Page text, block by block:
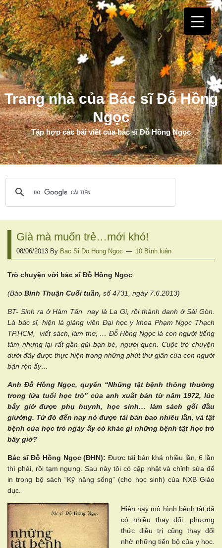
Trang nhà của Bác sĩ Đỗ Hồng
Ngọc
Tập hợp các bài viết của bác sĩ Đỗ Hồng Ngọc
Già mà muốn trẻ…mới khó!
08/06/2013 By Bac Si Do Hong Ngoc 10 Bình luận
Trò chuyện với bác sĩ Đỗ Hồng Ngọc
(Báo Bình Thuận Cuối tuần, số 4731, ngày 7.6.2013)
BT- Sinh ra ở Hàm Tân nay là La Gi, rồi thành danh ở Sài Gòn.
Là bác sĩ, hiện là giảng viên Đại học y khoa Phạm Ngọc Thạch
TP.HCM, viết sách, làm thơ, … Đỗ Hồng Ngọc là con người tiếng
tăm nhưng lại rất gần gũi bạn bè, người quen. Cuộc trò chuyện
dưới đây được thực hiện trong những phút thư giãn của con người
bận rộn ấy…
Anh Đỗ Hồng Ngọc, quyển “Những tật bệnh thông thường
trong lứa tuổi học trò” của anh xuất bản từ năm 1972, lúc
bấy giờ được phụ huynh, học sinh… làm sách gối đầu
giường. Từ đó đến nay nó được tái bản bao nhiêu lần, và tật
bệnh của học trò ngày ấy có khác gì những bệnh tật học trò
bây giờ?
Bác sĩ Đỗ Hồng Ngọc (ĐHN): Được tái bản khá nhiều lần, 6 lần
thì phải, rồi tạm ngưng. Sau này tôi có cập nhật và chỉnh sửa để
in trong bộ sách “Kỹ năng sống” (cho học sinh) của NXB Giáo
dục.
Hiện nay mô hình bệnh tật đã
có nhiều thay đổi, phương
thức điều trị cũng thay đổi
nhờ những tiến bộ của y học.